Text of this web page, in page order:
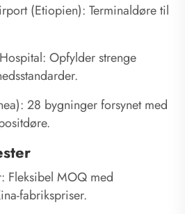
(Etiopien): Terminaldøre til
Opfylder strenge
28 bygninger forsynet med
Fleksibel MOQ med
fabrikspriser.